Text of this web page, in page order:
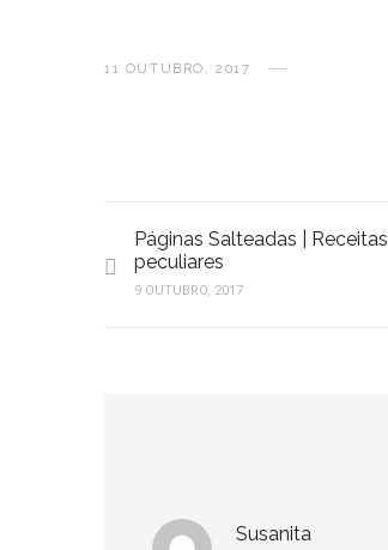
11 OUTUBRO, 2017
Páginas Salteadas | Receitas
peculiares
9 OUTUBRO, 2017
Susanita